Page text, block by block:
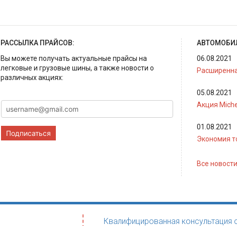
РАССЫЛКА ПРАЙСОВ:
Вы можете получать актуальные прайсы на
легковые и грузовые шины, а также новости о
различных акциях:
Подписаться
06.08.2021
05.08.2021
Акция
01.08.2021
Экономия
Все новости
Квалифицированная консультация